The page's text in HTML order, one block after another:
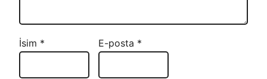
İsim * E-posta *